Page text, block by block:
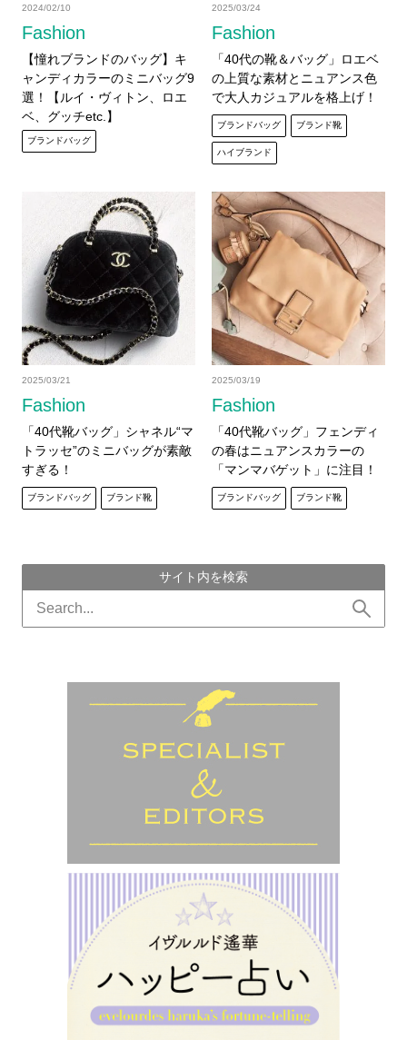
Fashion
2024/02/10
【憧れブランドのバッグ】キ
ャンディカラーのミニバッグ9
選！【ルイ・ヴィトン、ロエ
ベ、グッチetc.】
ブランドバッグ
Fashion
2025/03/24
「40代の靴＆バッグ」ロエベ
の上質な素材とニュアンス色
で大人カジュアルを格上げ！
ブランドバッグ ブランド靴
ハイブランド
Fashion
2025/03/21
「40代靴バッグ」シャネル“マ
トラッセ”のミニバッグが素敵
すぎる！
ブランドバッグ ブランド靴
Fashion
2025/03/19
「40代靴バッグ」フェンディ
の春はニュアンスカラーの
「マンマバゲット」に注目！
ブランドバッグ ブランド靴
サイト内を検索